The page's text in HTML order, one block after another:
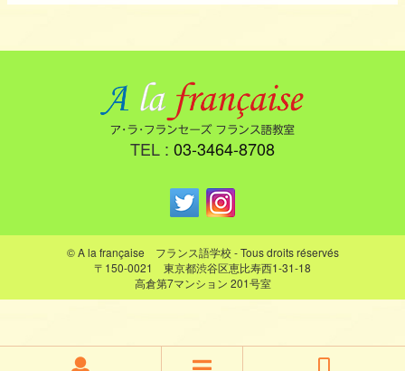
TEL : 03-3464-8708
© A la française フランス語学校 - Tous droits réservés
〒150-0021 東京都渋谷区恵比寿西1-31-18
高倉第7マンション 201号室